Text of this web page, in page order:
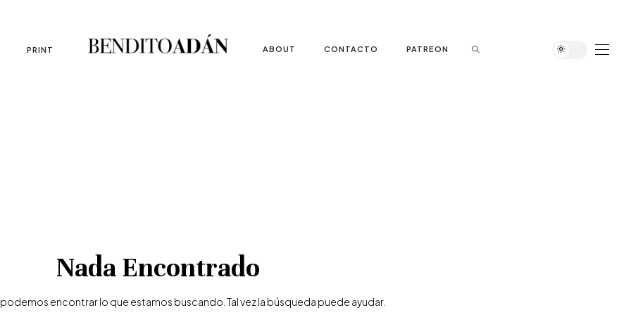
PRINT ABOUT CONTACTO PATREON
Nada Encontrado
encontrar lo que estamos buscando. Tal vez la búsqueda puede ayudar.